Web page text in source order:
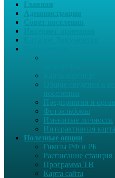
Главная
Администрация
поселении
Предприятия и
Фотоальбомы
Именитые личности
Интерактивная карта
Полезные опции
Гимны РФ и РБ
Расписание станция
Программа ТВ
Карта сайта